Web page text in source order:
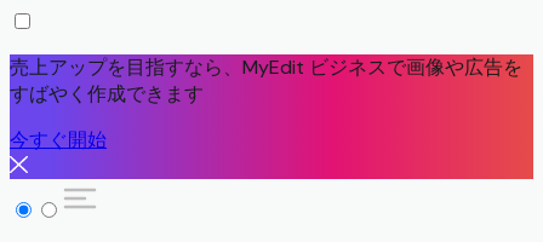
売上アップを目指すなら、MyEdit ビジネスで画像や広告を
すばやく作成できます
今すぐ開始